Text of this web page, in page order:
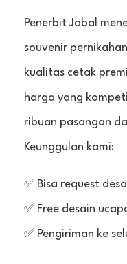
Penerbit Jabal
souvenir
kualitas cetak
harga yang
ribuan pasangan
Keunggulan kami:
✅ Bisa request
✅ Free desain
✅ Pengiriman ke